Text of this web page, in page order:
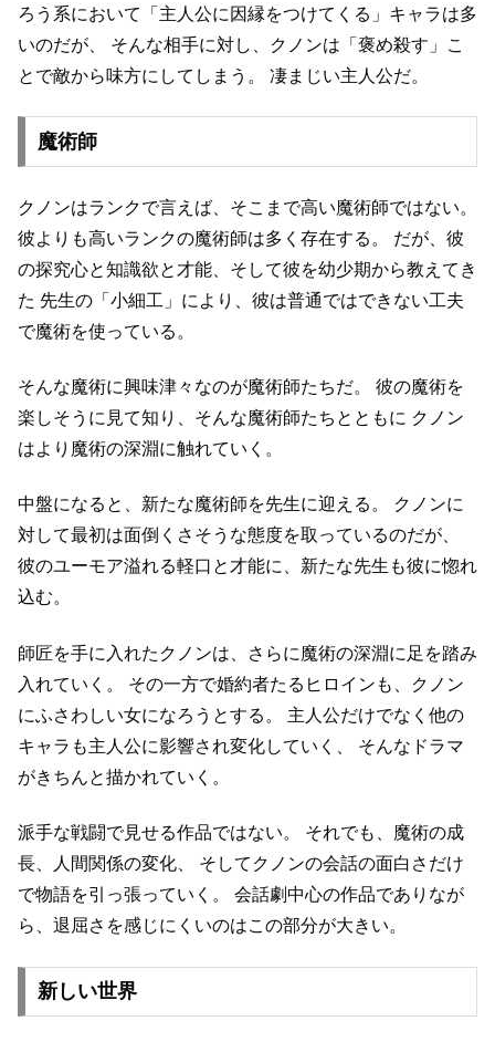
ろう系において「主人公に因縁をつけてくる」キャラは多
いのだが、
そんな相手に対し、クノンは「褒め殺す」こ
とで敵から味方にしてしまう。
凄まじい主人公だ。
魔術師
クノンはランクで言えば、そこまで高い魔術師ではない。
彼よりも高いランクの魔術師は多く存在する。
だが、彼
の探究心と知識欲と才能、そして彼を幼少期から教えてき
た 先生の「小細工」により、彼は普通ではできない工夫
で魔術を使っている。
そんな魔術に興味津々なのが魔術師たちだ。
彼の魔術を
楽しそうに見て知り、そんな魔術師たちとともに クノン
はより魔術の深淵に触れていく。
中盤になると、新たな魔術師を先生に迎える。
クノンに
対して最初は面倒くさそうな態度を取っているのだが、
彼のユーモア溢れる軽口と才能に、新たな先生も彼に惚れ
込む。
師匠を手に入れたクノンは、さらに魔術の深淵に足を踏み
入れていく。
その一方で婚約者たるヒロインも、クノン
にふさわしい女になろうとする。
主人公だけでなく他の
キャラも主人公に影響され変化していく、
そんなドラマ
がきちんと描かれていく。
派手な戦闘で見せる作品ではない。
それでも、魔術の成
長、人間関係の変化、
そしてクノンの会話の面白さだけ
で物語を引っ張っていく。
会話劇中心の作品でありなが
ら、退屈さを感じにくいのはこの部分が大きい。
新しい世界